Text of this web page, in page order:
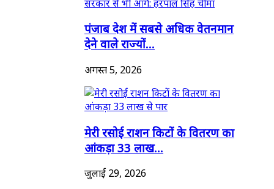
पंजाब देश में सबसे अधिक वेतनमान
देने वाले राज्यों...
अगस्त 5, 2026
मेरी रसोई राशन किटों के वितरण का
आंकड़ा 33 लाख...
जुलाई 29, 2026